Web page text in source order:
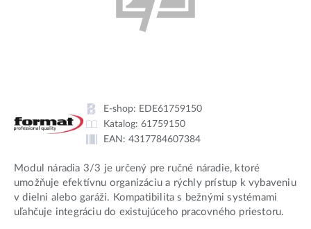
E-shop: EDE61759150
Katalog: 61759150
EAN: 4317784607384
Modul náradia 3/3 je určený pre ručné náradie, ktoré
umožňuje efektívnu organizáciu a rýchly prístup k vybaveniu
v dielni alebo garáži. Kompatibilita s bežnými systémami
uľahčuje integráciu do existujúceho pracovného priestoru.